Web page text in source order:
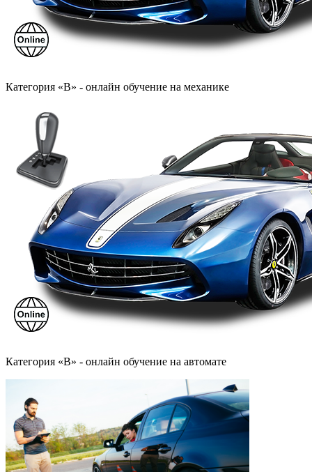
Категория «B» - онлайн обучение на механике
Категория «B» - онлайн обучение на автомате